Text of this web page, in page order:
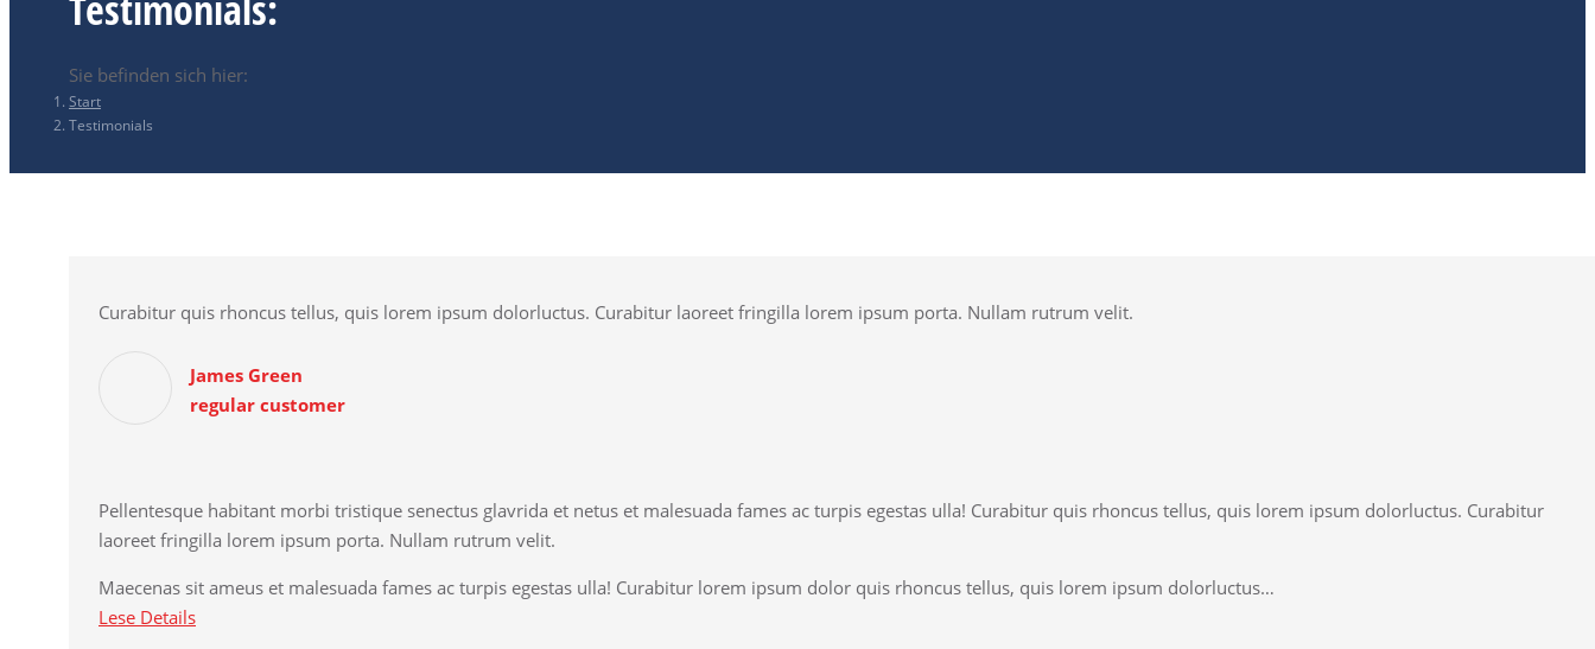
Sie befinden sich hier:
Start
Testimonials
Curabitur quis rhoncus tellus, quis lorem ipsum dolorluctus. Curabitur laoreet fringilla lorem ipsum porta. Nullam rutrum velit.
James Green
regular customer
Pellentesque habitant morbi tristique senectus glavrida et netus et malesuada fames ac turpis egestas ulla! Curabitur quis rhoncus tellus, quis lorem ipsum dolorluctus. Curabitur
laoreet fringilla lorem ipsum porta. Nullam rutrum velit.
Maecenas sit ameus et malesuada fames ac turpis egestas ulla! Curabitur lorem ipsum dolor quis rhoncus tellus, quis lorem ipsum dolorluctus…
Lese Details